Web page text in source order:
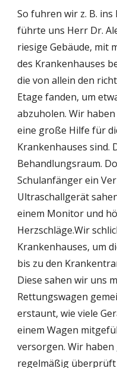
So fuhren wir z. B.
führte uns Herr Dr.
riesige Gebäude, mit
des Krankenhauses
die von allein den
Etage fanden, um
abzuholen. Wir
eine große Hilfe für
Krankenhauses sind.
Behandlungsraum.
Schulanfänger ein
Ultraschallgerät
einem Monitor und
Herzschläge.Wir
Krankenhauses, um
bis zu den
Diese sahen wir uns
Rettungswagen
erstaunt, wie viele
einem Wagen
versorgen. Wir
regelmäßig überprüft